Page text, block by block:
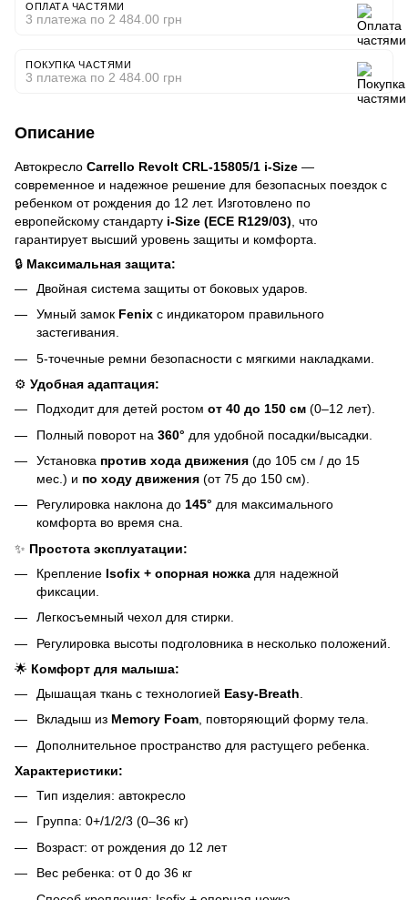
ОПЛАТА ЧАСТЯМИ
3 платежа по 2 484.00 грн
ПОКУПКА ЧАСТЯМИ
3 платежа по 2 484.00 грн
Описание
Автокресло Carrello Revolt CRL-15805/1 i-Size —
современное и надежное решение для безопасных поездок с
ребенком от рождения до 12 лет. Изготовлено по
европейскому стандарту i-Size (ECE R129/03) , что
гарантирует высший уровень защиты и комфорта.
🔒 Максимальная защита:
Двойная система защиты от боковых ударов.
Умный замок Fenix с индикатором правильного
застегивания.
5-точечные ремни безопасности с мягкими накладками.
⚙️ Удобная адаптация:
Подходит для детей ростом от 40 до 150 см (0–12 лет).
Полный поворот на 360° для удобной посадки/высадки.
Установка против хода движения (до 105 см / до 15
мес.) и по ходу движения (от 75 до 150 см).
Регулировка наклона до 145° для максимального
комфорта во время сна.
✨ Простота эксплуатации:
Крепление Isofix + опорная ножка для надежной
фиксации.
Легкосъемный чехол для стирки.
Регулировка высоты подголовника в несколько положений.
🌟 Комфорт для малыша:
Дышащая ткань с технологией Easy-Breath
Вкладыш из Memory Foam, повторяющий форму тела.
Дополнительное пространство для растущего ребенка.
Характеристики:
Тип изделия: автокресло
Группа: 0+/1/2/3 (0–36 кг)
Возраст: от рождения до 12 лет
Вес ребенка: от 0 до 36 кг